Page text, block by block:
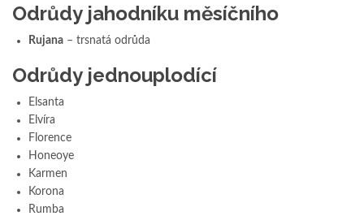
Odrůdy jahodníku měsíčního
Rujana – trsnatá odrůda
Odrůdy jednouplodící
Elsanta
Elvíra
Florence
Honeoye
Karmen
Korona
Rumba